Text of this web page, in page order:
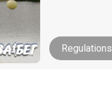
Regulations